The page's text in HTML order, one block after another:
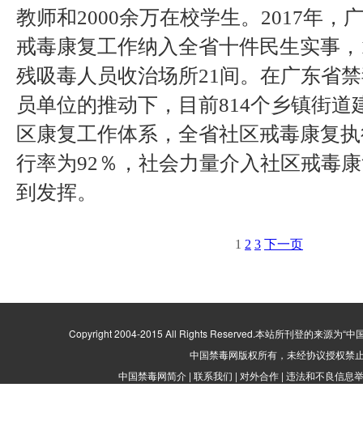
教师和2000余万在校学生。2017年，
戒毒康复工作纳入全省十件民生实事
残吸毒人员收治场所21间。在广东省
员单位的推动下，目前814个乡镇街道
区康复工作体系，全省社区戒毒康复
行率为92％，社会力量介入社区戒毒
到发挥。
1 2 3 下一页